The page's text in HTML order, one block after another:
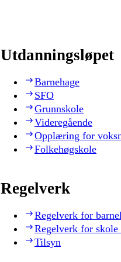
Utdanningsløpet
Barnehage
SFO
Grunnskole
Videregående
Opplæring for
Folkehøgskole
Regelverk
Regelverk for
Regelverk for
Tilsyn